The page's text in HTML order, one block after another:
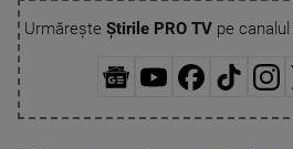
Urmărește Știrile PRO TVpe canalul